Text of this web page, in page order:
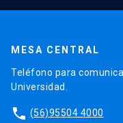
MESA CENTRAL
Teléfono para
Universidad.
phone (56)95504 4000